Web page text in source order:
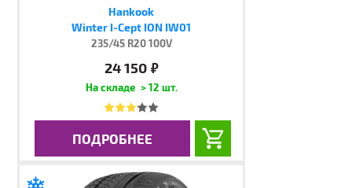
Hankook
Winter I-Cept ION IW01
235/45 R20 100V
24 150 руб.
> 12 шт.
ПОДРОБНЕЕ